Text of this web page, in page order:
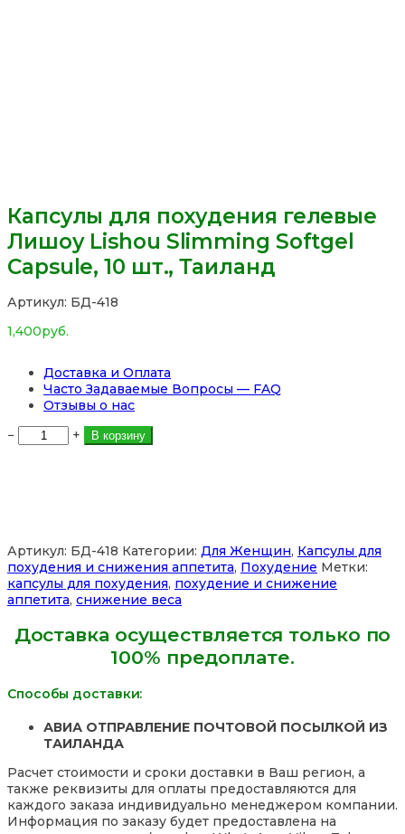
Капсулы для похудения гелевые
Лишоу Lishou Slimming Softgel
Capsule, 10 шт., Таиланд
Артикул: БД-418
1,400руб.
Доставка и Оплата
Часто Задаваемые Вопросы — FAQ
Отзывы о нас
−
Количество
товара
Lishou
Slimming
Softgel
Capsule,
шт.,
Таиланд
+ В корзину
Артикул: БД-418 Категории: Для Женщин, Капсулы для
похудения и снижения аппетита, Похудение Метки:
капсулы для похудения, похудение и снижение
аппетита, снижение веса
Доставка осуществляется только по
100% предоплате.
Способы доставки:
АВИА ОТПРАВЛЕНИЕ ПОЧТОВОЙ ПОСЫЛКОЙ ИЗ
ТАИЛАНДА
Расчет стоимости и сроки доставки в Ваш регион, а
также реквизиты для оплаты предоставляются для
каждого заказа индивидуально менеджером компании.
Информация по заказу будет предоставлена на